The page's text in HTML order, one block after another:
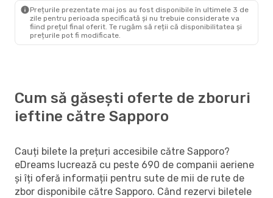
Prețurile prezentate mai jos au fost disponibile în ultimele 3 de
zile pentru perioada specificată și nu trebuie considerate va
fiind prețul final oferit. Te rugăm să reții că disponibilitatea și
prețurile pot fi modificate.
Cum să găsești oferte de zboruri
ieftine către Sapporo
Cauți bilete la prețuri accesibile către Sapporo?
eDreams lucrează cu peste 690 de companii aeriene
și îți oferă informații pentru sute de mii de rute de
zbor disponibile către Sapporo. Când rezervi biletele